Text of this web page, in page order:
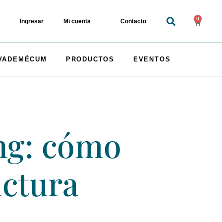
Ingresar Mi cuenta Contacto 0
PRODUCTOS EVENTOS
cómo